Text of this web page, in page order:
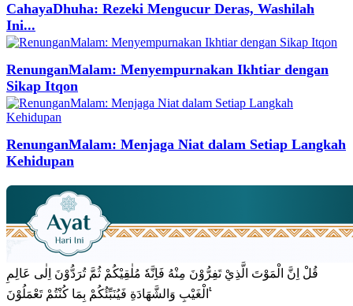
CahayaDhuha: Rezeki Mengucur Deras, Washilah
Ini...
RenunganMalam: Menyempurnakan Ikhtiar dengan
Sikap Itqon
RenunganMalam: Menjaga Niat dalam Setiap Langkah
Kehidupan
قُلْ اِنَّ الْمَوْتَ الَّذِيْ تَفِرُّوْنَ مِنْهُ فَاِنَّهٗ مُلٰقِيْكُمْ ثُمَّ تُرَدُّوْنَ اِلٰى عَالِمِ
الْغَيْبِ وَالشَّهَادَةِ فَيُنَبِّئُكُمْ بِمَا كُنْتُمْ تَعْمَلُوْنَ ࣖ